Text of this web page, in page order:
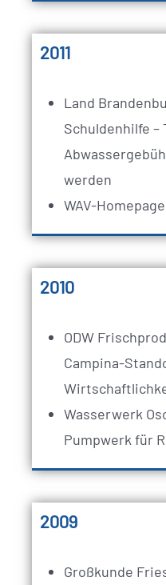
2011
Land
Schuldenhilfe –
werden
WAV-
2010
ODW
Campina-
Wasserwerk
Pumpwerk für
2009
Großkunde